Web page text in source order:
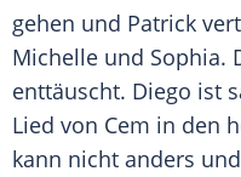
gehen und Patrick
Michelle und Sophia.
enttäuscht. Diego ist
Lied von Cem in den
kann nicht anders